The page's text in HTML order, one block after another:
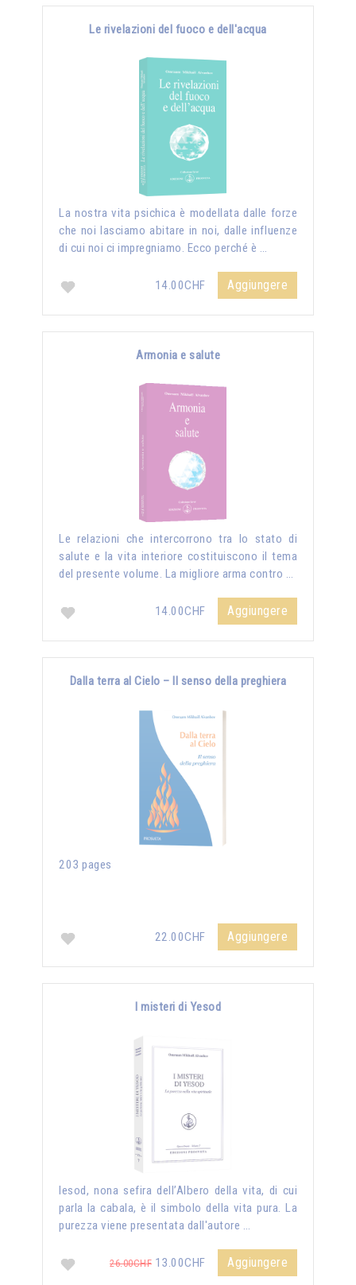
Le rivelazioni del fuoco e dell'acqua
La nostra vita psichica è modellata dalle forze
che noi lasciamo abitare in noi, dalle influenze
di cui noi ci impregniamo. Ecco perché è …
14.00CHF Aggiungere
Armonia e salute
Le relazioni che intercorrono tra lo stato di
salute e la vita interiore costituiscono il tema
del presente volume. La migliore arma contro …
14.00CHF Aggiungere
Dalla terra al Cielo – Il senso della preghiera
203 pages
22.00CHF Aggiungere
I misteri di Yesod
Iesod, nona sefira dell’Albero della vita, di cui
parla la cabala, è il simbolo della vita pura. La
purezza viene presentata dall'autore …
26.00CHF 13.00CHF Aggiungere